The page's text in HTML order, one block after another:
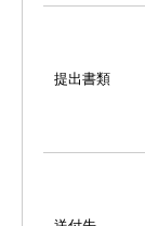
提出書類